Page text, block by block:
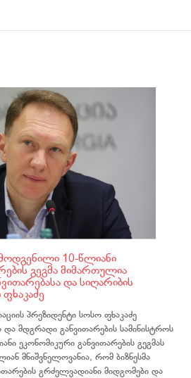
10-წლიანი
გეგმა მიმართულია
და სიღარიბის
პრეზიდენტი სოსო ფხაკაძე
მდგრადი განვითარების სამინისტროს
ეკონომიკური განვითარების გეგმას
მნიშვნელოვანია, რომ ბიზნესმა
გრძელვადიანი მიდგომები და